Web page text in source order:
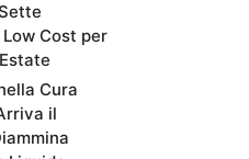
Cost per
Cura
il